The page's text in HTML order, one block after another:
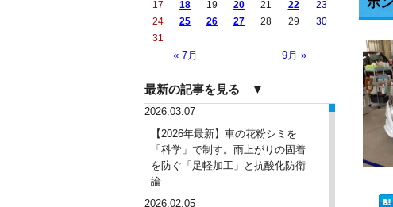
« 7月 9月 »
17 18 19 20 21 22
23
24
25 26 27 28 29
30
31
最新の記事を見る ▼
2026.03.07
【2026年最新】車の花粉シミを
「科学」で制す。雨上がりの固着
を防ぐ「足軽加工」と抗酸化防衛
論
2026.02.05